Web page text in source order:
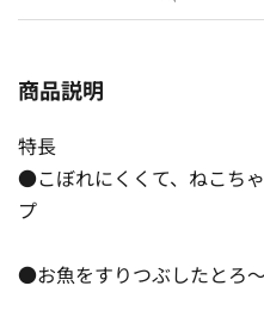
商品説明
特長
●こぼれにくくて、ねこち
プ
●お魚をすりつぶしたとろ